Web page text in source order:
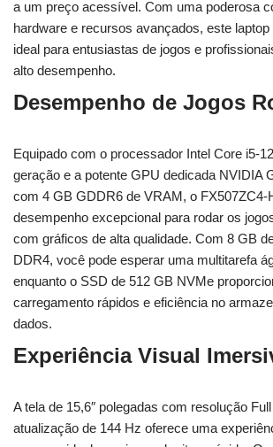
a um preço acessível. Com uma poderosa
hardware e recursos avançados, este
ideal para entusiastas de jogos e
alto desempenho.
Desempenho de Jogos
Equipado com o processador Intel Core i5-
geração e a potente GPU dedicada NVIDIA
com 4 GB GDDR6 de VRAM, o FX507ZC4-
desempenho excepcional para rodar os
com gráficos de alta qualidade. Com 8 GB
DDR4, você pode esperar uma multitarefa
enquanto o SSD de 512 GB NVMe
carregamento rápidos e eficiência no
dados.
Experiência Visual
A tela de 15,6″ polegadas com resolução
atualização de 144 Hz oferece uma